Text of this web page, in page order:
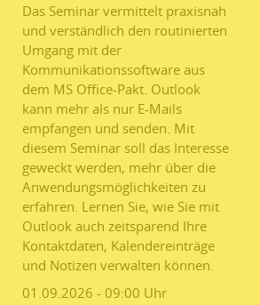
Das Seminar vermittelt praxisnah
und verständlich den routinierten
Umgang mit der
Kommunikationssoftware aus
dem MS Office-Pakt. Outlook
kann mehr als nur E-Mails
empfangen und senden. Mit
diesem Seminar soll das Interesse
geweckt werden, mehr über die
Anwendungsmöglichkeiten zu
erfahren. Lernen Sie, wie Sie mit
Outlook auch zeitsparend Ihre
Kontaktdaten, Kalendereinträge
und Notizen verwalten können.
01.09.2026 - 09:00